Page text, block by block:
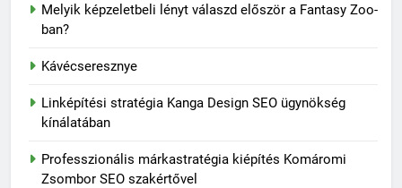
Melyik képzeletbeli lényt válaszd először a Fantasy Zoo-
ban?
Kávécseresznye
Linképítési stratégia Kanga Design SEO ügynökség
kínálatában
Professzionális márkastratégia kiépítés Komáromi
Zsombor SEO szakértővel